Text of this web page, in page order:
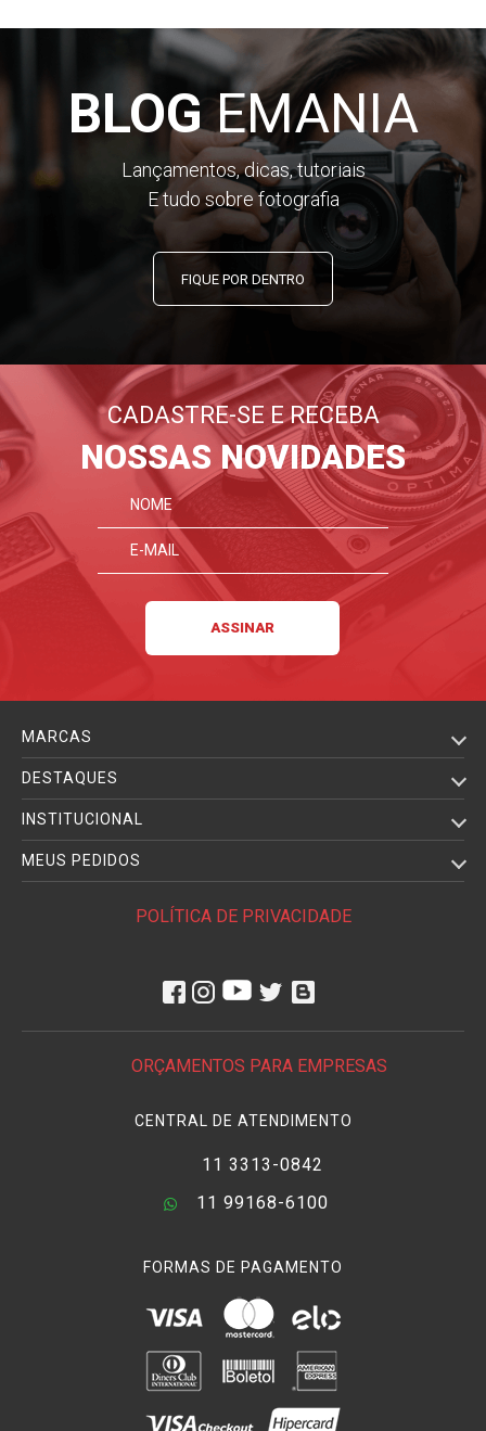
BLOGEMANIA
Lançamentos, dicas, tutoriais
E tudo sobre fotografia
FIQUE POR DENTRO
CADASTRE-SE E RECEBA
NOSSAS NOVIDADES
MARCAS
DESTAQUES
INSTITUCIONAL
MEUS PEDIDOS
POLÍTICA DE PRIVACIDADE
ORÇAMENTOS PARA EMPRESAS
CENTRAL DE ATENDIMENTO
11 3313-0842
11 99168-6100
FORMAS DE PAGAMENTO